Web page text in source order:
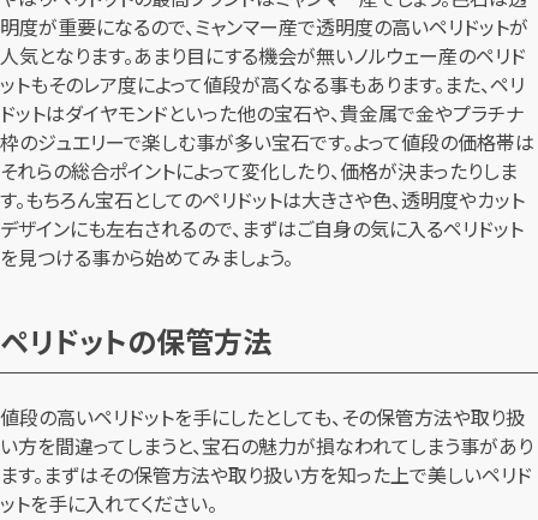
明度が重要になるので、ミャンマー産で透明度の高いペリドットが
人気となります。あまり目にする機会が無いノルウェー産のペリド
ットもそのレア度によって値段が高くなる事もあります。また、ペリ
ドットはダイヤモンドといった他の宝石や、貴金属で金やプラチナ
枠のジュエリーで楽しむ事が多い宝石です。よって値段の価格帯は
それらの総合ポイントによって変化したり、価格が決まったりしま
す。もちろん宝石としてのペリドットは大きさや色、透明度やカット
デザインにも左右されるので、まずはご自身の気に入るペリドット
を見つける事から始めてみましょう。
ペリドットの保管方法
値段の高いペリドットを手にしたとしても、その保管方法や取り扱
い方を間違ってしまうと、宝石の魅力が損なわれてしまう事があり
ます。まずはその保管方法や取り扱い方を知った上で美しいペリド
ットを手に入れてください。